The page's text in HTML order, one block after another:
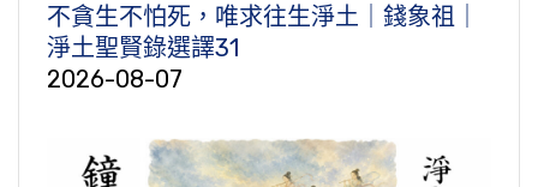
不貪生不怕死，唯求往生淨土｜錢象祖｜
淨土聖賢錄選譯31
2026-08-07